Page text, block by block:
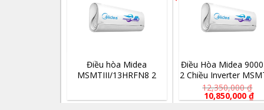
Điều hòa Midea
MSMTIII/13HRFN8 2
Điều Hòa Midea
2 Chiều Inverter
10HRFN8
12,350,000₫
Giá
gốc
10,850,000 ₫Giá